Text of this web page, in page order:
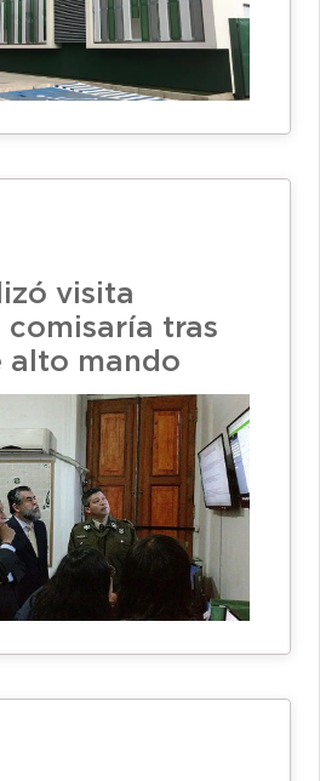
visita
comisaría tras
alto mando